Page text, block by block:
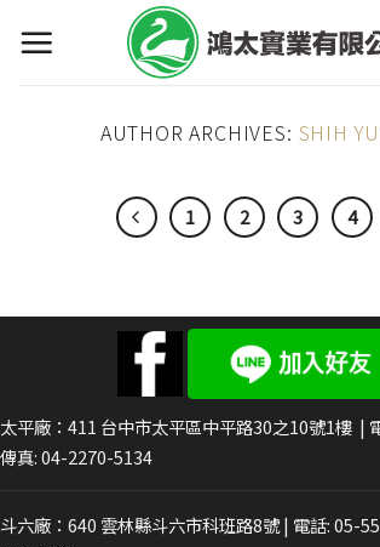
AUTHOR ARCHIVES: SHIH
1 2 3 4
太平廠：411 台中市太平區中平路30之10號1樓 |
傳真: 04-2270-5134
斗六廠：640 雲林縣斗六市科班路8號| 電話:05-